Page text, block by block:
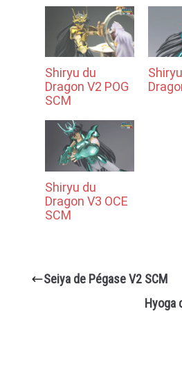
Shiryu du
Dragon V2 POG
SCM
Shiryu du
Dragon V3 OCE
SCM
Seiya de Pégase V2 SCM
Hyoga